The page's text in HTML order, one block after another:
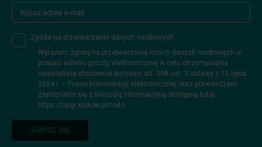
Zgoda na przetwarzanie danych osobowych
Wyrażam zgodę na przetwarzanie moich danych osobowych w
postaci adresu poczty elektronicznej w celu otrzymywania
newslettera stosownie do treści art. 398 ust. 2 ustawy z 12 lipca
2024 r. – Prawo komunikacji elektronicznej oraz potwierdzam
zapoznanie się z klauzulą informacyjną dostępną tutaj:
https://targi.krakow.pl/rodo
ZAPISZ SIĘ